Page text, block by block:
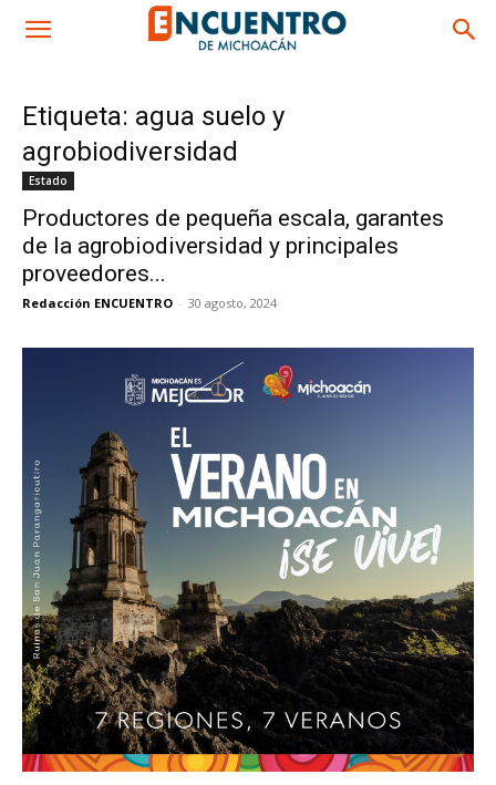
Etiqueta: agua suelo y
agrobiodiversidad
Estado
Productores de pequeña escala, garantes
de la agrobiodiversidad y principales
proveedores...
Redacción ENCUENTRO - 30 agosto, 2024